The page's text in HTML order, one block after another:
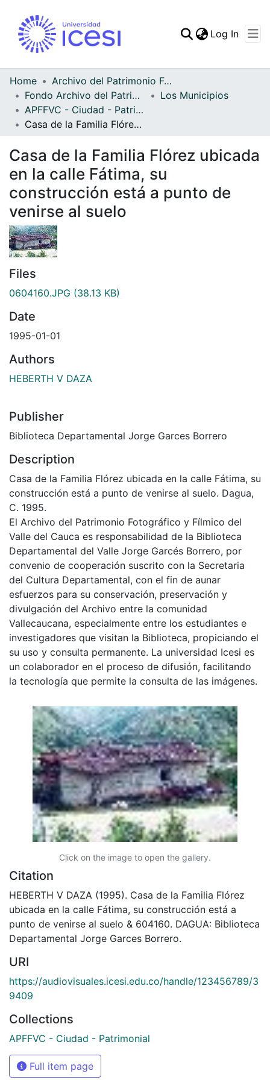
Statistics
Log In
Home
Archivo del Patrimonio Fotográfico y Fílmico del Valle del Cauca
Fondo Archivo del Patrimonio Fotográfico y Fílmico del Valle del Cauca
Los Municipios
APFFVC - Ciudad - Patrimonial
Casa de la Familia Flórez ubicada en la calle Fátima, su construcción está a punto de venirse al suelo
Casa de la Familia Flórez ubicada
en la calle Fátima, su
construcción está a punto de
venirse al suelo
Files
0604160.JPG (38.13 KB)
Date
1995-01-01
Authors
HEBERTH V DAZA
Publisher
Biblioteca Departamental Jorge Garces Borrero
Description
Casa de la Familia Flórez ubicada en la calle Fátima, su
construcción está a punto de venirse al suelo. Dagua,
C. 1995.
El Archivo del Patrimonio Fotográfico y Fílmico del
Valle del Cauca es responsabilidad de la Biblioteca
Departamental del Valle Jorge Garcés Borrero, por
convenio de cooperación suscrito con la Secretaria
del Cultura Departamental, con el fin de aunar
esfuerzos para su conservación, preservación y
divulgación del Archivo entre la comunidad
Vallecaucana, especialmente entre los estudiantes e
investigadores que visitan la Biblioteca, propiciando el
su uso y consulta permanente. La universidad Icesi es
un colaborador en el proceso de difusión, facilitando
la tecnología que permite la consulta de las imágenes.
Click on the image to open the gallery.
Citation
HEBERTH V DAZA (1995). Casa de la Familia Flórez
ubicada en la calle Fátima, su construcción está a
punto de venirse al suelo & 604160. DAGUA: Biblioteca
Departamental Jorge Garces Borrero.
URI
https://audiovisuales.icesi.edu.co/handle/123456789/3
9409
Collections
APFFVC - Ciudad - Patrimonial
Full item page